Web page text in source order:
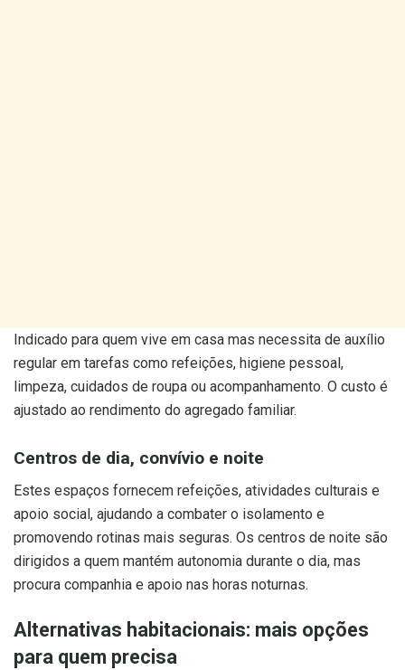
Indicado para quem vive em casa mas necessita de auxílio
regular em tarefas como refeições, higiene pessoal,
limpeza, cuidados de roupa ou acompanhamento. O custo é
ajustado ao rendimento do agregado familiar.
Centros de dia, convívio e noite
Estes espaços fornecem refeições, atividades culturais e
apoio social, ajudando a combater o isolamento e
promovendo rotinas mais seguras. Os centros de noite são
dirigidos a quem mantém autonomia durante o dia, mas
procura companhia e apoio nas horas noturnas.
Alternativas habitacionais: mais opções
para quem precisa